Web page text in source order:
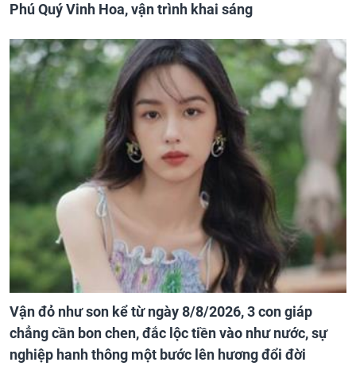
Phú Quý Vinh Hoa, vận trình khai sáng
Vận đỏ như son kể từ ngày 8/8/2026, 3 con giáp
chẳng cần bon chen, đắc lộc tiền vào như nước, sự
nghiệp hanh thông một bước lên hương đổi đời